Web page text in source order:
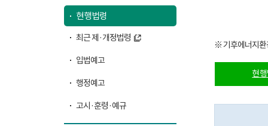
현행법령
최근 제·개정법령
입법예고
행정예고
고시·훈령·예규
※ 기후에너지환
현